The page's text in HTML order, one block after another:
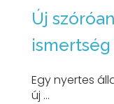
Új
Egy nyertes
új ...